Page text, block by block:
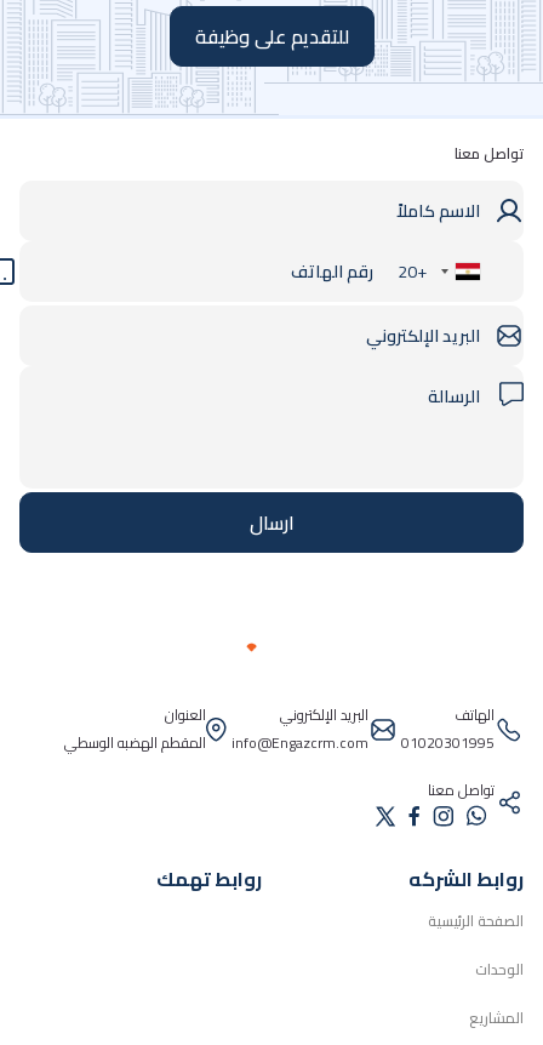
للتقديم على وظيفة
الهاتف
01020301995
البريد الإلكتروني
info@Engazcrm.com
العنوان
المقطم الهضبه الوسطي
تواصل معنا
روابط الشركه
الصفحة الرئيسية
الوحدات
المشاريع
روابط تهمك
تواصل معنا
Egypt
+20
ارسال